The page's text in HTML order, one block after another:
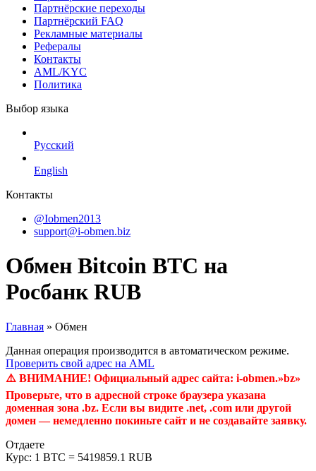
Партнёрские переходы
Партнёрский FAQ
Рекламные материалы
Рефералы
Контакты
AML/KYC
Политика
Выбор языка
Русский
English
Контакты
@Iobmen2013
support@i-obmen.biz
Обмен Bitcoin BTC на
Росбанк RUB
Главная » Обмен
Данная операция производится в автоматическом режиме.
Проверить свой адрес на AML
⚠️ ВНИМАНИЕ! Официальный адрес сайта: i-obmen.»bz»
Проверьте, что в адресной строке браузера указана
доменная зона .bz. Если вы видите .net, .com или другой
домен — немедленно покиньте сайт и не создавайте заявку.
Отдаете
Курс: 1 BTC = 5419859.1 RUB